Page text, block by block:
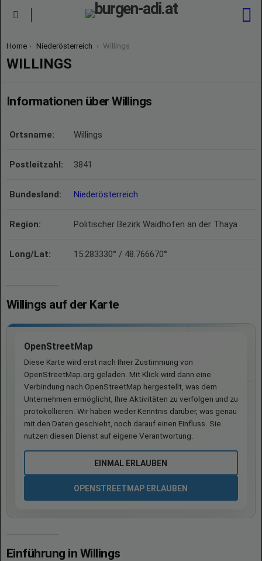
You are here:
Home Niederösterreich Willings
WILLINGS
Informationen über Willings
Ortsname: Willings
Postleitzahl: 3841
Bundesland: Niederösterreich
Region: Politischer Bezirk Waidhofen an der Thaya
Long/Lat: 15.283330° / 48.766670°
Willings auf der Karte
OpenStreetMap
Diese Karte wird erst nach Ihrer Zustimmung von
OpenStreetMap.org geladen. Mit Klick wird dann eine
Verbindung nach OpenStreetMap hergestellt, was dem
Unternehmen ermöglicht, Ihre Aktivitäten zu verfolgen und zu
protokollieren. Wir haben weder Kenntnis darüber, was genau
mit den Daten geschieht, noch darauf einen Einfluss. Sie
nutzen diesen Dienst auf eigene Verantwortung.
EINMAL ERLAUBEN
OPENSTREETMAP ERLAUBEN
Einführung in Willings